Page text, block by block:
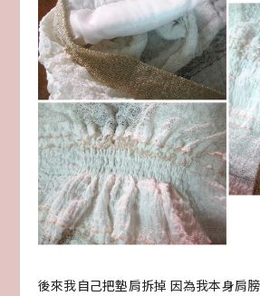
後來我自己把墊肩拆掉 因為我本身肩